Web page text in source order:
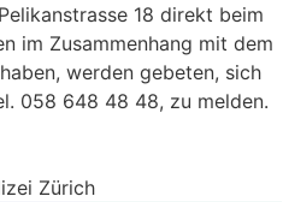
18 direkt beim
im Zusammenhang mit dem
werden gebeten, sich
058 648 48 48, zu melden.
Zürich